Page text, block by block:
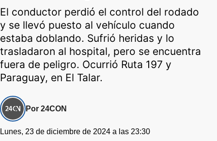
El conductor perdió el control del rodado
y se llevó puesto al vehículo cuando
estaba doblando. Sufrió heridas y lo
trasladaron al hospital, pero se encuentra
fuera de peligro. Ocurrió Ruta 197 y
Paraguay, en El Talar.
Por 24CON
Lunes, 23 de diciembre de 2024 a las 23:30